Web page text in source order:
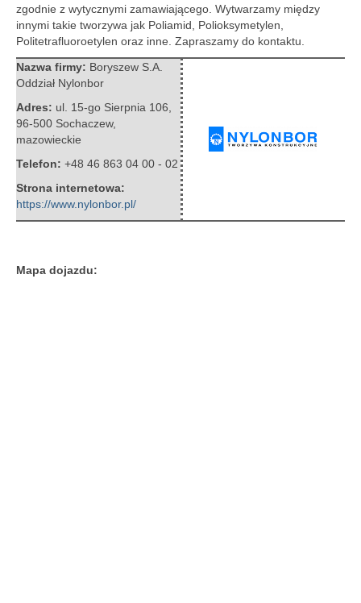
zgodnie z wytycznymi zamawiającego. Wytwarzamy między
innymi takie tworzywa jak Poliamid, Polioksymetylen,
Politetrafluoroetylen oraz inne. Zapraszamy do kontaktu.
Nazwa firmy: Boryszew S.A.
Oddział Nylonbor
Adres: ul. 15-go Sierpnia 106
96-500 Sochaczew,
mazowieckie
Telefon: +48 46 863 04 00 - 02
Strona internetowa:
https://www.nylonbor.pl/
Mapa dojazdu: